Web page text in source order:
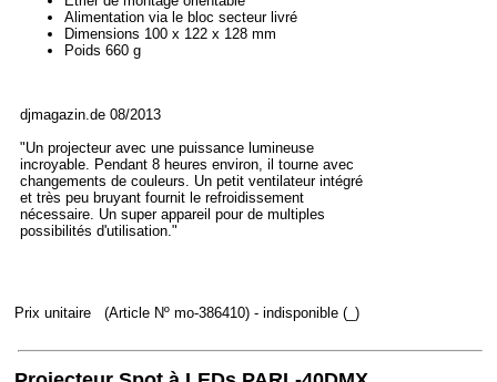
Alimentation via le bloc secteur livré
Dimensions 100 x 122 x 128 mm
Poids 660 g
djmagazin.de 08/2013
"Un projecteur avec une puissance lumineuse
incroyable. Pendant 8 heures environ, il tourne avec
changements de couleurs. Un petit ventilateur intégré
et très peu bruyant fournit le refroidissement
nécessaire. Un super appareil pour de multiples
possibilités d'utilisation."
Prix unitaire (Article Nº mo-386410) - indisponible (_)